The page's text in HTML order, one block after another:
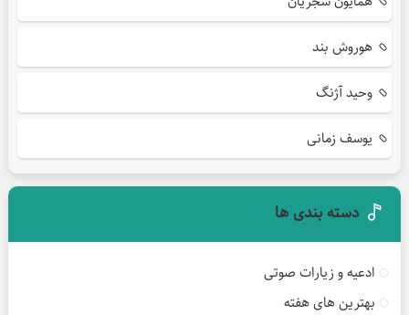
هوروش بند
وحید آژنگ
یوسف زمانی
دسته بندی ها
ادعیه و زیارات صوتی
بهترین های هفته